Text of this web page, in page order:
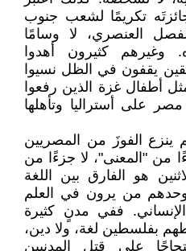
جائزتَه تكريمًا لشعب جنوب
العنصري، لا وسامًا
كثيرون أهدوا
يقفون في الظل نسيوا
أطفال غزة الذين رفعوا
على أستراليا وتأهلها
الفوزَ من المصريين
من "المعنى"، لا جزءًا من
هو الفارق بين اللغة
من يرون في العلم
ففي مدنٍ كثيرة
بفلسطين لغة، ولا دين،
على قتل المدنيين